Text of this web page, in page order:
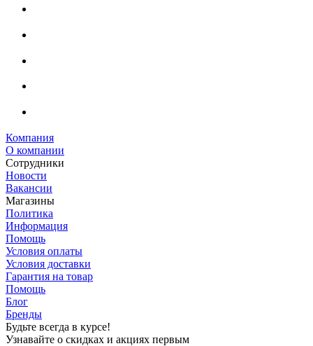
Компания
О компании
Сотрудники
Новости
Вакансии
Магазины
Политика
Информация
Помощь
Условия оплаты
Условия доставки
Гарантия на товар
Помощь
Блог
Бренды
Будьте всегда в курсе!
Узнавайте о скидках и акциях первым